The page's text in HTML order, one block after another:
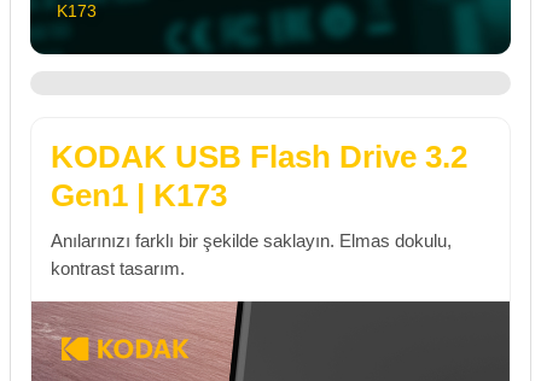
K173
KODAK USB Flash Drive 3.2
Gen1 | K173
Anılarınızı farklı bir şekilde saklayın. Elmas dokulu,
kontrast tasarım.